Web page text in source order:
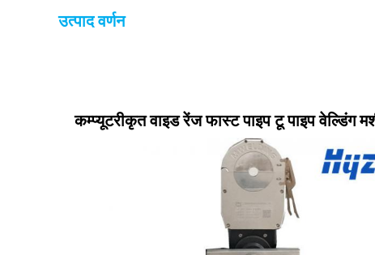
उत्पाद वर्णन
कम्प्यूटरीकृत वाइड रेंज फास्ट पाइप टू पाइप वेल्डिंग